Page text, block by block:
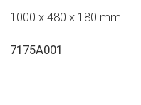
1000 x 480 x 180 mm
7175A001